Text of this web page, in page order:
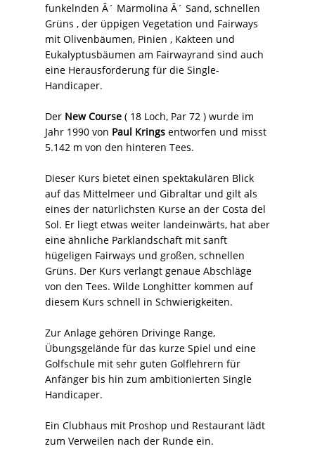
funkelnden Â´ Marmolina Â´ Sand, schnellen
Grüns , der üppigen Vegetation und Fairways
mit Olivenbäumen, Pinien , Kakteen und
Eukalyptusbäumen am Fairwayrand sind auch
eine Herausforderung für die Single-
Handicaper.
Der New Course ( 18 Loch, Par 72 ) wurde im
Jahr 1990 von Paul Krings entworfen und misst
5.142 m von den hinteren Tees.
Dieser Kurs bietet einen spektakulären Blick
auf das Mittelmeer und Gibraltar und gilt als
eines der natürlichsten Kurse an der Costa del
Sol. Er liegt etwas weiter landeinwärts, hat aber
eine ähnliche Parklandschaft mit sanft
hügeligen Fairways und großen, schnellen
Grüns. Der Kurs verlangt genaue Abschläge
von den Tees. Wilde Longhitter kommen auf
diesem Kurs schnell in Schwierigkeiten.
Zur Anlage gehören Drivinge Range,
Übungsgelände für das kurze Spiel und eine
Golfschule mit sehr guten Golflehrern für
Anfänger bis hin zum ambitionierten Single
Handicaper.
Ein Clubhaus mit Proshop und Restaurant lädt
zum Verweilen nach der Runde ein.